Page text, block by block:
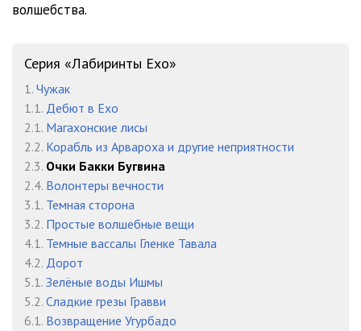
волшебства.
Серия «Лабиринты Ехо»
1. Чужак
1.1. Дебют в Ехо
2.1. Магахонские лисы
2.2. Корабль из Арвароха и другие неприятности
2.3. Очки Бакки Бугвина
2.4. Волонтеры вечности
3.1. Темная сторона
3.2. Простые волшебные вещи
4.1. Темные вассалы Гленке Тавала
4.2. Дорот
5.1. Зелёные воды Ишмы
5.2. Сладкие грезы Гравви
6.1. Возвращение Угурбадо